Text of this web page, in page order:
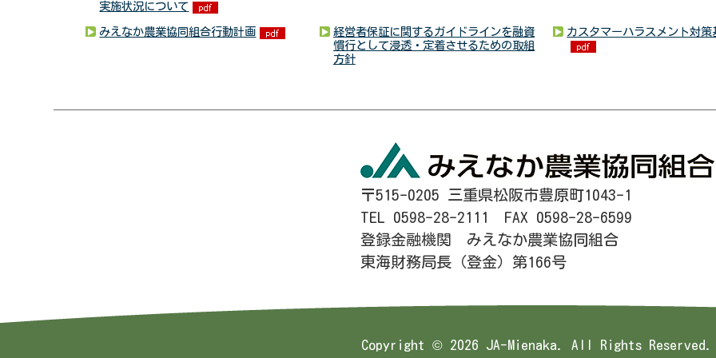
実施状況について
みえなか農業協同組合行動計画
経営者保証に関するガイドラインを融資
慣行として浸透・定着させるための取組
方針
カスタマーハラスメント対策
〒515-0205 三重県松阪市豊原町1043-1
TEL 0598-28-2111 FAX 0598-28-6599
登録金融機関 みえなか農業協同組合
東海財務局長（登金）第166号
Copyright © 2026 JA-Mienaka. All Rights Reserved.